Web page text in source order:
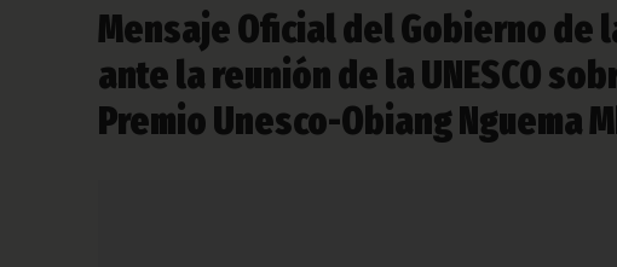
Mensaje Oficial del Gobierno de
ante la reunión de la UNESCO
Premio Unesco-Obiang Nguema